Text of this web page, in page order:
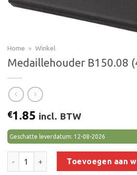
Home » Winkel
Medaillehouder B150.08
€1.85 incl. BTW
Geschatte leverdatum: 12-08-2026
Medaillehouder B150.08 (40/45/50 mm)
Toevoegen aan